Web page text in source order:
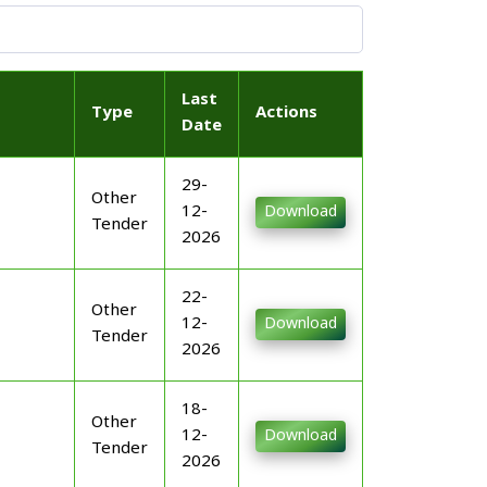
Type
Last
Date
Actions
Other
Tender
29-
12-
2026
Download
Other
Tender
22-
12-
2026
Download
Other
Tender
18-
12-
2026
Download